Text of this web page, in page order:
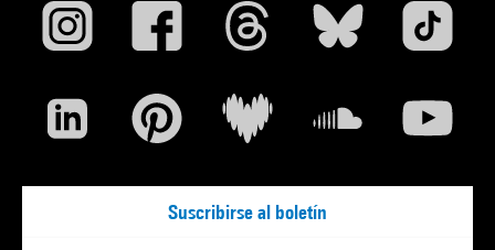
Suscribirse al boletín